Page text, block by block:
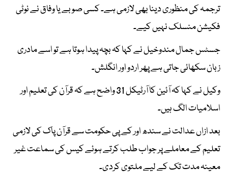
ترجمہ کی منظوری دینا بھی لازمی ہے۔ کسی صوبے یا وفاق نے نوٹی
فکیشن منسلک نہیں کیے۔
جسٹس جمال مندوخیل نے کہا کہ بچہ پیدا ہوتا ہے تو اسے مادری
زبان سکھائی جاتی ہے پھر اردو اور انگلش۔
وکیل نے کہا کہ آئین کا آرٹیکل 31 واضح ہے کہ قرآن کی تعلیم اور
اسلامیات الگ ہیں۔
بعد ازاں عدالت نے سندھ اور کے پی حکومت سے قرآن پاک کی لازمی
تعلیم کے معاملے پر جواب طلب کرتے ہوئے کیس کی سماعت غیر
معینہ مدت تک کے لیے ملتوی کردی۔